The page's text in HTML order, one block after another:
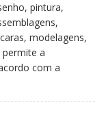
pintura,
modelagens,
a
com a